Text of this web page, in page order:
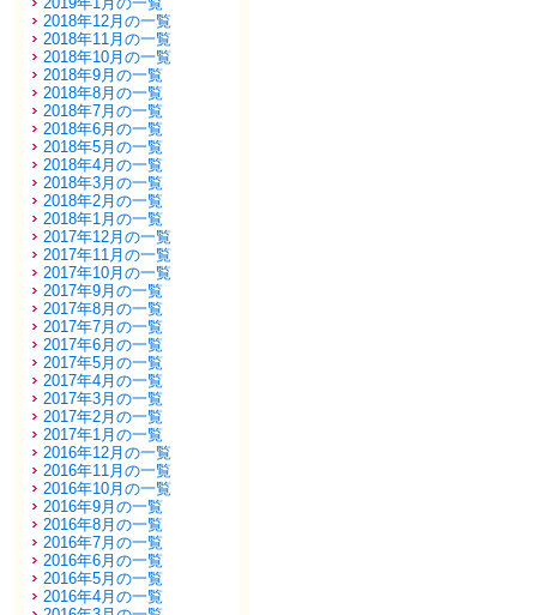
2018年12月の一覧
2018年11月の一覧
2018年10月の一覧
2018年9月の一覧
2018年8月の一覧
2018年7月の一覧
2018年6月の一覧
2018年5月の一覧
2018年4月の一覧
2018年3月の一覧
2018年2月の一覧
2018年1月の一覧
2017年12月の一覧
2017年11月の一覧
2017年10月の一覧
2017年9月の一覧
2017年8月の一覧
2017年7月の一覧
2017年6月の一覧
2017年5月の一覧
2017年4月の一覧
2017年3月の一覧
2017年2月の一覧
2017年1月の一覧
2016年12月の一覧
2016年11月の一覧
2016年10月の一覧
2016年9月の一覧
2016年8月の一覧
2016年7月の一覧
2016年6月の一覧
2016年5月の一覧
2016年4月の一覧